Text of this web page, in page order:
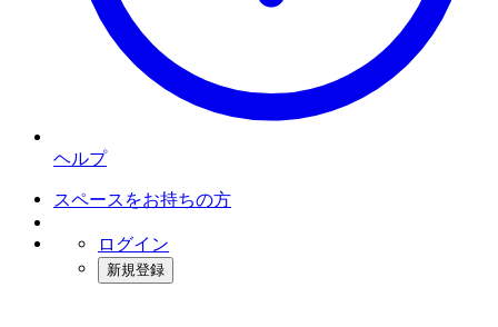
ヘルプ
スペースをお持ちの方
ログイン
新規登録